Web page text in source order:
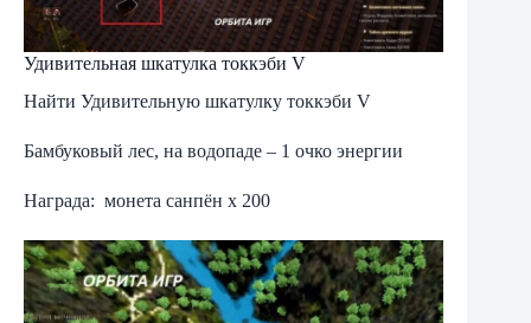
Удивительная шкатулка токкэби V
Найти Удивительную шкатулку токкэби V
Бамбуковый лес, на водопаде – 1 очко энергии
Награда: монета санпён х 200